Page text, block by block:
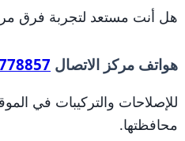
هل أنت مستعد لتجربة فرق
هواتف مركز الاتصال
للإصلاحات والتركيبات في
محافظتها.